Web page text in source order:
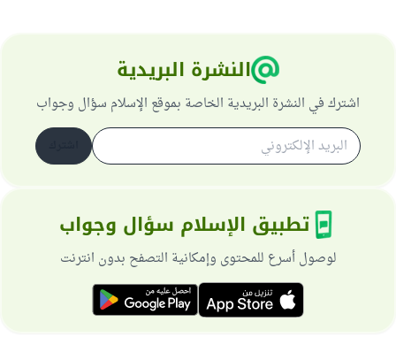
النشرة البريدية
اشترك في النشرة البريدية الخاصة بموقع الإسلام سؤال وجواب
تطبيق الإسلام سؤال وجواب
لوصول أسرع للمحتوى وإمكانية التصفح بدون انترنت